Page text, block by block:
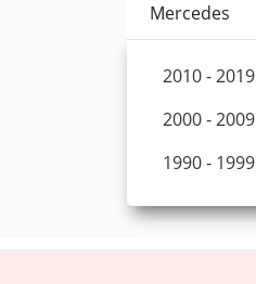
Mercedes
2010 - 2019
2000 - 2009
1990 - 1999